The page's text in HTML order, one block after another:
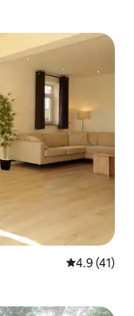
レビュー41
4.9 (41)